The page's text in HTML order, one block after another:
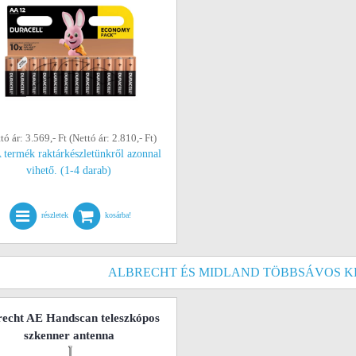
ár: 3.569,- Ft (Nettó ár: 2.810,- Ft)
termék raktárkészletünkről azonnal
vihető. (1-4 darab)
részletek kosárba!
ALBRECHT ÉS MIDLAND TÖBBSÁVOS
AE Handscan teleszkópos
szkenner antenna